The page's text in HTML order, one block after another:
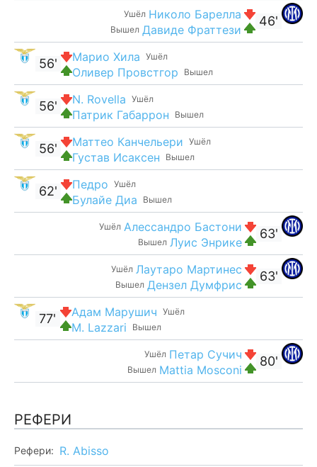
46'
Ушёл Николо Барелла
Вышел Давиде Фраттези
Ушёл
Марио Хила
Вышел
Оливер Провстгор
56'
Ушёл
N. Rovella
Вышел
Патрик Габаррон
56'
Ушёл
Маттео Канчельери
Вышел
Густав Исаксен
56'
Ушёл
Педро
Вышел
Булайе Диа
62'
63'
Ушёл Алессандро Бастони
Вышел Луис Энрике
63'
Ушёл Лаутаро Мартинес
Вышел Дензел Думфрис
Ушёл
Адам Марушич
Вышел
M. Lazzari
77'
80'
Ушёл Петар Сучич
Вышел Mattia Mosconi
РЕФЕРИ
Рефери: R. Abisso